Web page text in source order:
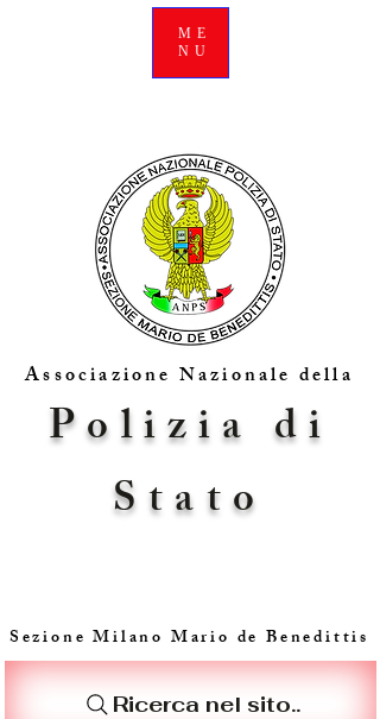
ME
NU
Associazione Nazionale della
Sezione Milano Mario de Benedittis
Ricerca nel sito..
Polizia di
Stato